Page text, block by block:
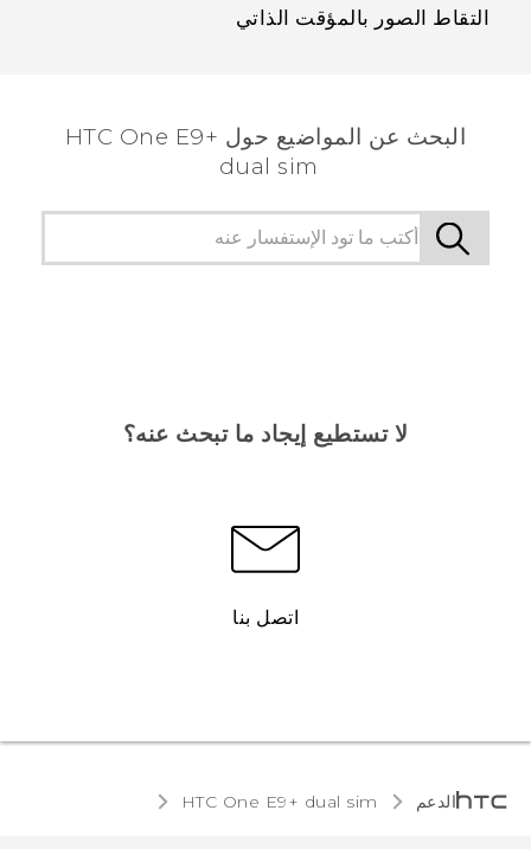
التقاط الصور بالمؤقت الذاتي
البحث عن المواضيع حول HTC One E9+
dual sim
لا تستطيع إيجاد ما تبحث عنه؟
اتصل بنا
الدعم HTC One E9+ dual sim‎